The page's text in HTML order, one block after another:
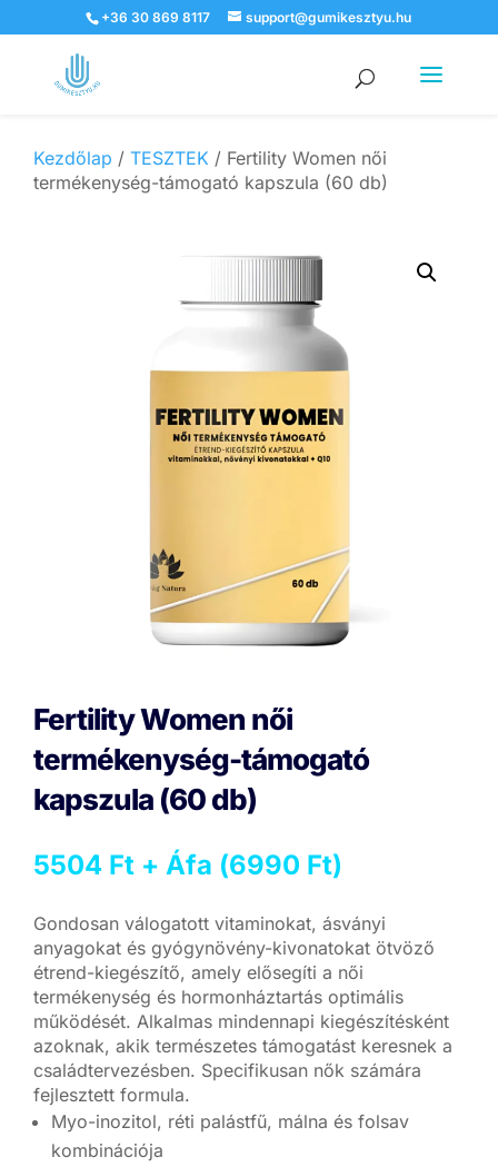
+36 30 869 8117 support@gumikesztyu.hu
Products
search
Kezdőlap / TESZTEK / Fertility Women női
termékenység-támogató kapszula (60 db)
Fertility Women női
termékenység-támogató
kapszula (60 db)
5504 Ft + Áfa (6990 Ft)
Gondosan válogatott vitaminokat, ásványi
anyagokat és gyógynövény-kivonatokat ötvöző
étrend-kiegészítő, amely elősegíti a női
termékenység és hormonháztartás optimális
működését. Alkalmas mindennapi kiegészítésként
azoknak, akik természetes támogatást keresnek a
családtervezésben. Specifikusan nők számára
fejlesztett formula.
Myo-inozitol, réti palástfű, málna és folsav
kombinációja